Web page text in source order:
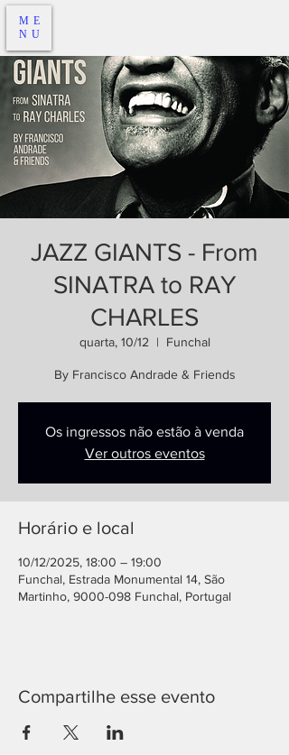
ME
NU
JAZZ GIANTS - From
SINATRA to RAY
CHARLES
quarta, 10/12
  |
Funchal
By Francisco Andrade & Friends
Os ingressos não estão à venda
Ver outros eventos
Horário e local
10/12/2025, 18:00 – 19:00
Funchal, Estrada Monumental 14, São
Martinho, 9000-098 Funchal, Portugal
Compartilhe esse evento